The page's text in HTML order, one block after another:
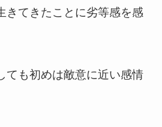
きてきたことに劣等感を感
ても初めは敵意に近い感情